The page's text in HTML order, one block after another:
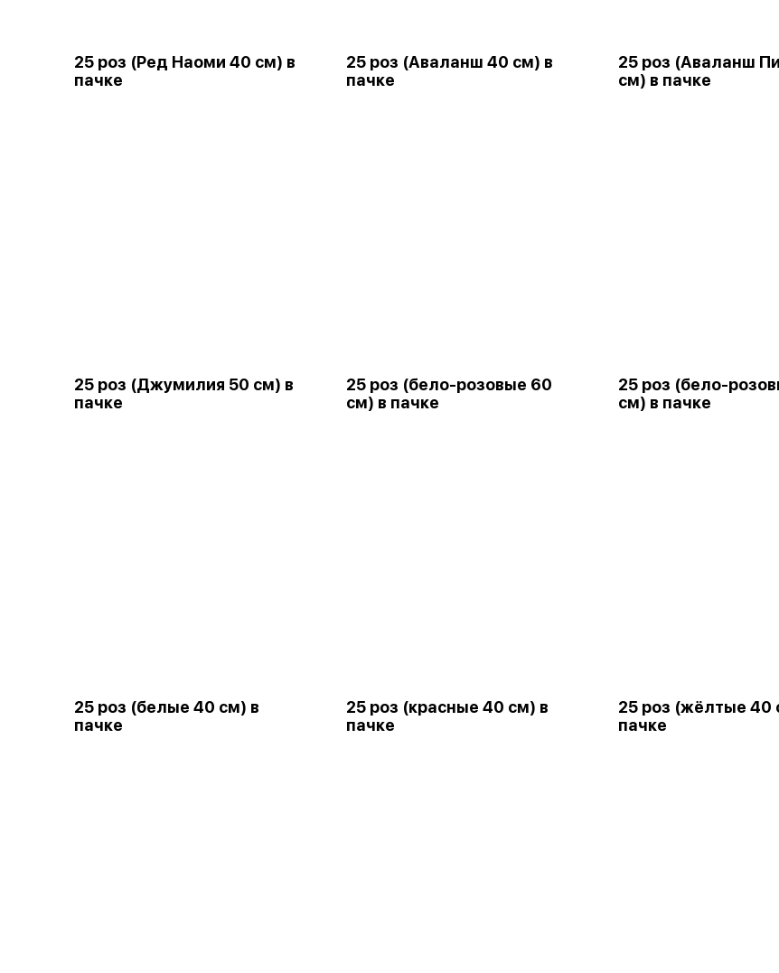
25 роз (Ред Наоми 40 см) в
пачке
25 роз (Аваланш 40 см) в
пачке
25 роз (Аваланш
см) в пачке
25 роз (Джумилия 50 см) в
пачке
25 роз (бело-розовые 60
см) в пачке
25 роз (бело-
см) в пачке
25 роз (белые 40 см) в
пачке
25 роз (красные 40 см) в
пачке
25 роз (жёлтые 40
пачке